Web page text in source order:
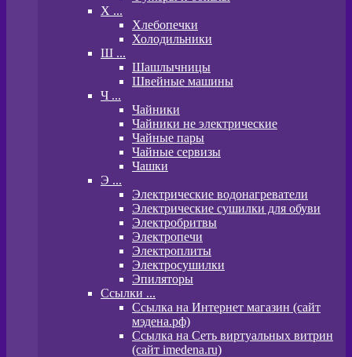
Х ...
Хлебопечки
Холодильники
Ш ...
Шашлычницы
Швейные машины
Ч ...
Чайники
Чайники не электрические
Чайные пары
Чайные сервизы
Чашки
Э ...
Электрические водонагреватели
Электрические сушилки для обуви
Электробритвы
Электропечи
Электроплиты
Электросушилки
Эпиляторы
Ссылки ...
Ссылка на Интернет магазин (сайт
мэдена.рф)
Ссылка на Сеть виртуальных витрин
(сайт imedena.ru)